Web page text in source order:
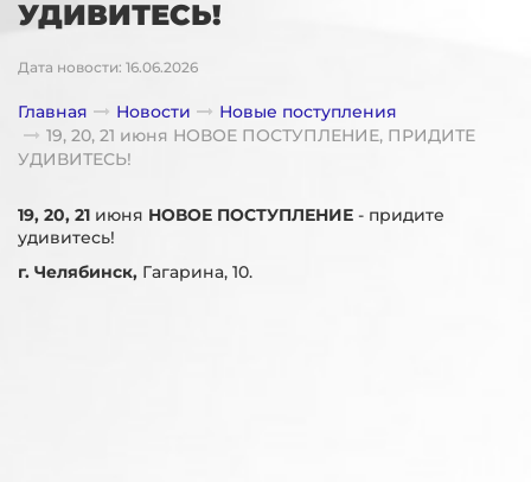
УДИВИТЕСЬ!
Дата новости: 16.06.2026
Главная Новости
Новые поступления
19, 20, 21 июня НОВОЕ ПОСТУПЛЕНИЕ, ПРИДИТЕ
УДИВИТЕСЬ!
19, 20, 21 июня НОВОЕ ПОСТУПЛЕНИЕ - придите
удивитесь!
г. Челябинск, Гагарина, 10.